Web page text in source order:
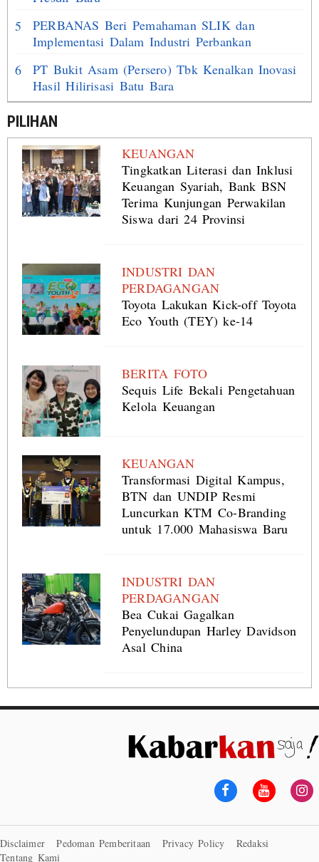
5
PERBANAS Beri Pemahaman SLIK dan
Implementasi Dalam Industri Perbankan
6
PT Bukit Asam (Persero) Tbk Kenalkan Inovasi
Hasil Hilirisasi Batu Bara
PILIHAN
KEUANGAN
Tingkatkan Literasi dan Inklusi
Keuangan Syariah, Bank BSN
Terima Kunjungan Perwakilan
Siswa dari 24 Provinsi
INDUSTRI DAN
PERDAGANGAN
Toyota Lakukan Kick-off Toyota
Eco Youth (TEY) ke-14
BERITA FOTO
Sequis Life Bekali Pengetahuan
Kelola Keuangan
KEUANGAN
Transformasi Digital Kampus,
BTN dan UNDIP Resmi
Luncurkan KTM Co-Branding
untuk 17.000 Mahasiswa Baru
INDUSTRI DAN
PERDAGANGAN
Bea Cukai Gagalkan
Penyelundupan Harley Davidson
Asal China
Disclaimer Pedoman Pemberitaan Privacy Policy
Redaksi
Tentang Kami